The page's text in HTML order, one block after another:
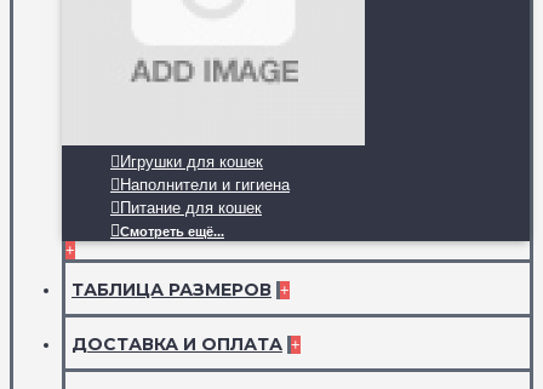
Игрушки для кошек
Наполнители и гигиена
Питание для кошек
Смотреть ещё...
+
ТАБЛИЦА РАЗМЕРОВ +
ДОСТАВКА И ОПЛАТА +